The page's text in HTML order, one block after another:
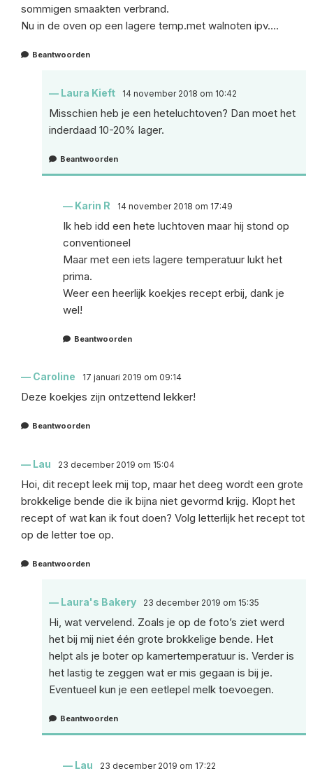
sommigen smaakten verbrand.
Nu in de oven op een lagere temp.met walnoten ipv….
Beantwoorden
Laura Kieft 14 november 2018 om 10:42
Misschien heb je een heteluchtoven? Dan moet het
inderdaad 10-20% lager.
Beantwoorden
Karin R 14 november 2018 om 17:49
Ik heb idd een hete luchtoven maar hij stond op
conventioneel
Maar met een iets lagere temperatuur lukt het
prima.
Weer een heerlijk koekjes recept erbij, dank je
wel!
Beantwoorden
Caroline 17 januari 2019 om 09:14
Deze koekjes zijn ontzettend lekker!
Beantwoorden
Lau 23 december 2019 om 15:04
Hoi, dit recept leek mij top, maar het deeg wordt een grote
brokkelige bende die ik bijna niet gevormd krijg. Klopt het
recept of wat kan ik fout doen? Volg letterlijk het recept tot
op de letter toe op.
Beantwoorden
Laura's Bakery 23 december 2019 om 15:35
Hi, wat vervelend. Zoals je op de foto’s ziet werd
het bij mij niet één grote brokkelige bende. Het
helpt als je boter op kamertemperatuur is. Verder is
het lastig te zeggen wat er mis gegaan is bij je.
Eventueel kun je een eetlepel melk toevoegen.
Beantwoorden
Lau 23 december 2019 om 17:22